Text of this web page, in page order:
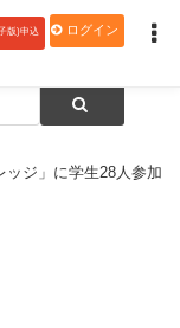
版)申込 ログイン
ジ」に学生28人参加